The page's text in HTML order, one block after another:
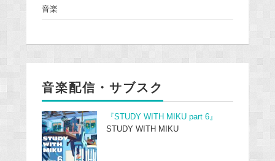
音楽
音楽配信・サブスク
『STUDY WITH MIKU part 6』
STUDY WITH MIKU